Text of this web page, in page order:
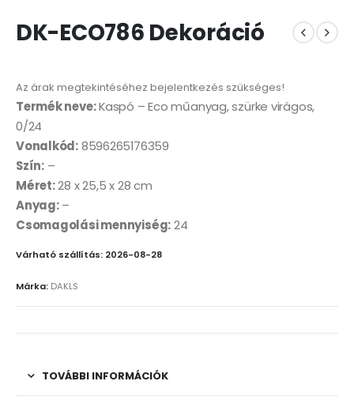
DK-ECO786 Dekoráció
Az árak megtekintéséhez bejelentkezés szükséges!
Termék neve:Kaspó – Eco műanyag, szürke virágos,
0/24
Vonalkód:8596265176359
Szín:–
Méret:28 x 25,5 x 28 cm
Anyag:–
Csomagolási mennyiség:24
Várható szállítás: 2026-08-28
Márka: DAKLS
TOVÁBBI INFORMÁCIÓK